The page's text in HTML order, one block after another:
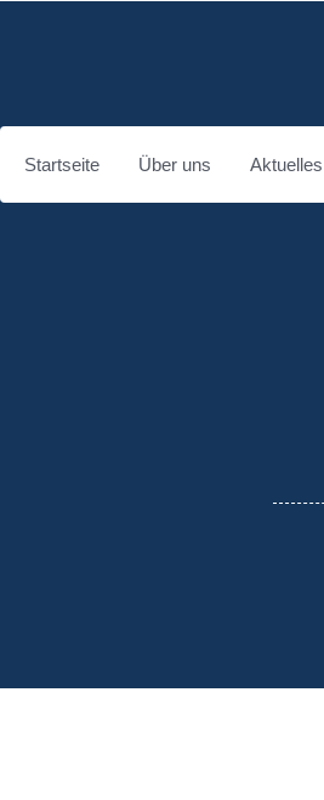
Startseite Über uns Aktuelles